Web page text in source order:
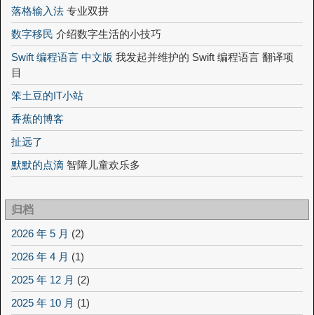
落格输入法 专业双拼
数字移民 介绍数字生活的小技巧
Swift 编程语言 中文版 我发起并维护的 Swift 编程语言 翻译项
目
笨土豆的IT小站
香蕉的博客
扯远了
默默的点滴 智障儿童欢乐多
归档
2026 年 5 月 (2)
2026 年 4 月 (1)
2025 年 12 月 (2)
2025 年 10 月 (1)